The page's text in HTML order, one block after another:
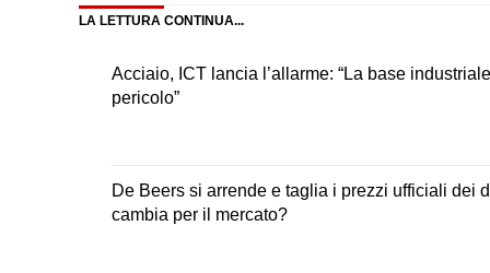
LA LETTURA CONTINUA...
Acciaio, ICT lancia l’allarme: “La base
pericolo”
De Beers si arrende e taglia i prezzi ufficiali dei
cambia per il mercato?